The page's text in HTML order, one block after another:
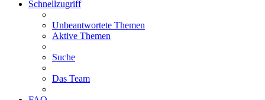
Schnellzugriff
Unbeantwortete Themen
Aktive Themen
Suche
Das Team